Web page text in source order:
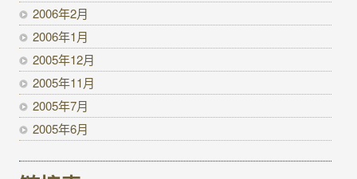
2006年2月
2006年1月
2005年12月
2005年11月
2005年7月
2005年6月